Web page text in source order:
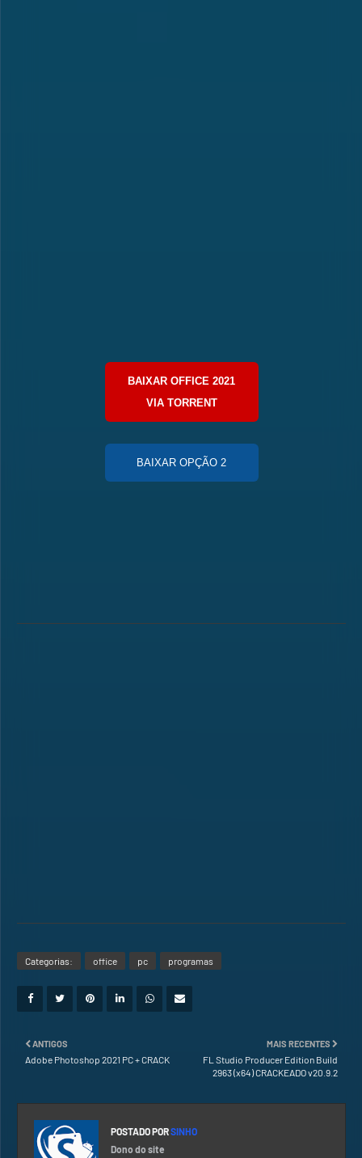
BAIXAR OFFICE 2021
VIA TORRENT
BAIXAR OPÇÃO 2
Categorias: office pc programas
MAIS RECENTES
FL Studio Producer Edition Build
2963 (x64) CRACKEADO v20.9.2
ANTIGOS
Adobe Photoshop 2021 PC + CRACK
POSTADO PORSINHO
Dono do site